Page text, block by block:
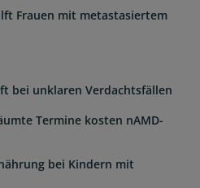
Frauen mit metastasiertem
bei unklaren Verdachtsfällen
Termine kosten nAMD-
bei Kindern mit